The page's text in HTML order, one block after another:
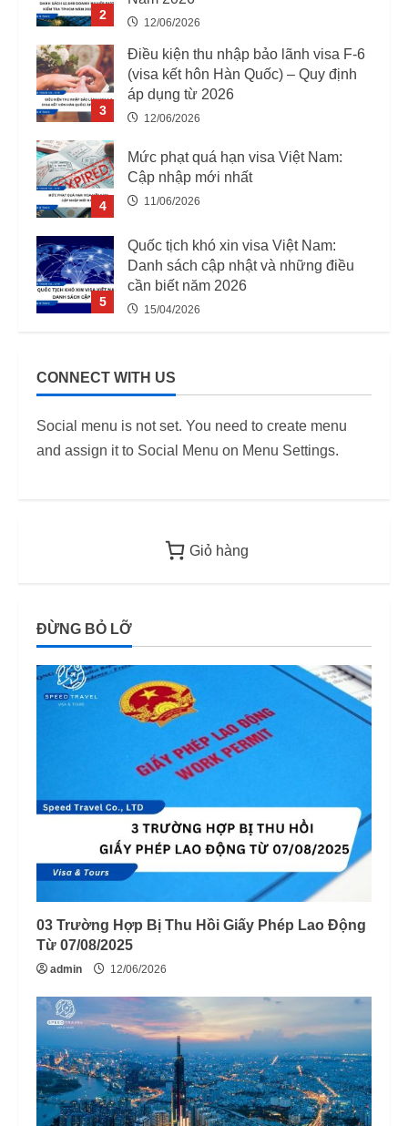
2
12/06/2026
3
Điều kiện thu nhập bảo lãnh visa F-6
(visa kết hôn Hàn Quốc) – Quy định
áp dụng từ 2026
12/06/2026
4
Mức phạt quá hạn visa Việt Nam:
Cập nhập mới nhất
11/06/2026
5
Quốc tịch khó xin visa Việt Nam:
Danh sách cập nhật và những điều
cần biết năm 2026
15/04/2026
1
Phép Lao Động Từ 07/08/2025
12/06/2026
Kiểm Tra PCCC, ANTT Tại TP.HCM
(visa kết hôn Hàn Quốc) – Quy định
Mức phạt quá hạn visa Việt Nam:
11/06/2026
CONNECT WITH US
Social menu is not set. You need to create menu
and assign it to Social Menu on Menu Settings.
Giỏ hàng
ĐỪNG BỎ LỠ
03 Trường Hợp Bị Thu Hồi Giấy Phép Lao Động
Từ 07/08/2025
admin 12/06/2026